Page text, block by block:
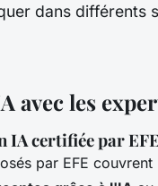
dans différents
les
IA certifiée par EFE
par EFE